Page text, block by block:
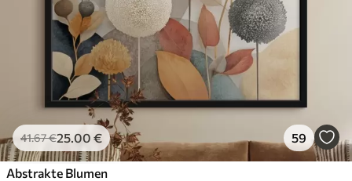
41.67€25.00 € 59
Abstrakte Blumen